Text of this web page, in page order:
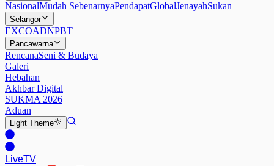
NasionalMudah SebenarnyaPendapatGlobalJenayahSukan
Selangor
EXCOADNPBT
Pancawarna
RencanaSeni & Budaya
Galeri
Hebahan
Akhbar Digital
SUKMA 2026
Aduan
Light Theme
LiveTV